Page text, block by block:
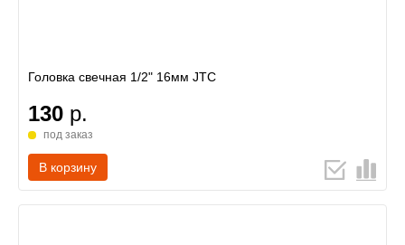
Головка свечная 1/2" 16мм JTC
130 р.
под заказ
В корзину